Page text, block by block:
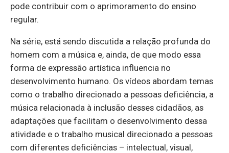
pode contribuir com o aprimoramento do ensino
regular.
Na série, está sendo discutida a relação profunda do
homem com a música e, ainda, de que modo essa
forma de expressão artística influencia no
desenvolvimento humano. Os vídeos abordam temas
como o trabalho direcionado a pessoas deficiência, a
música relacionada à inclusão desses cidadãos, as
adaptações que facilitam o desenvolvimento dessa
atividade e o trabalho musical direcionado a pessoas
com diferentes deficiências – intelectual, visual,